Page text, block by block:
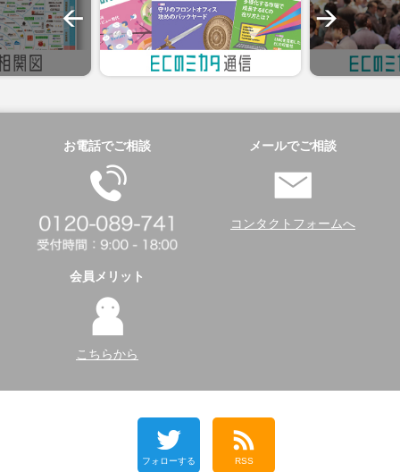
お電話でご相談 メールでご相談
コンタクトフォームへ
会員メリット
こちらから
フォローする RSS